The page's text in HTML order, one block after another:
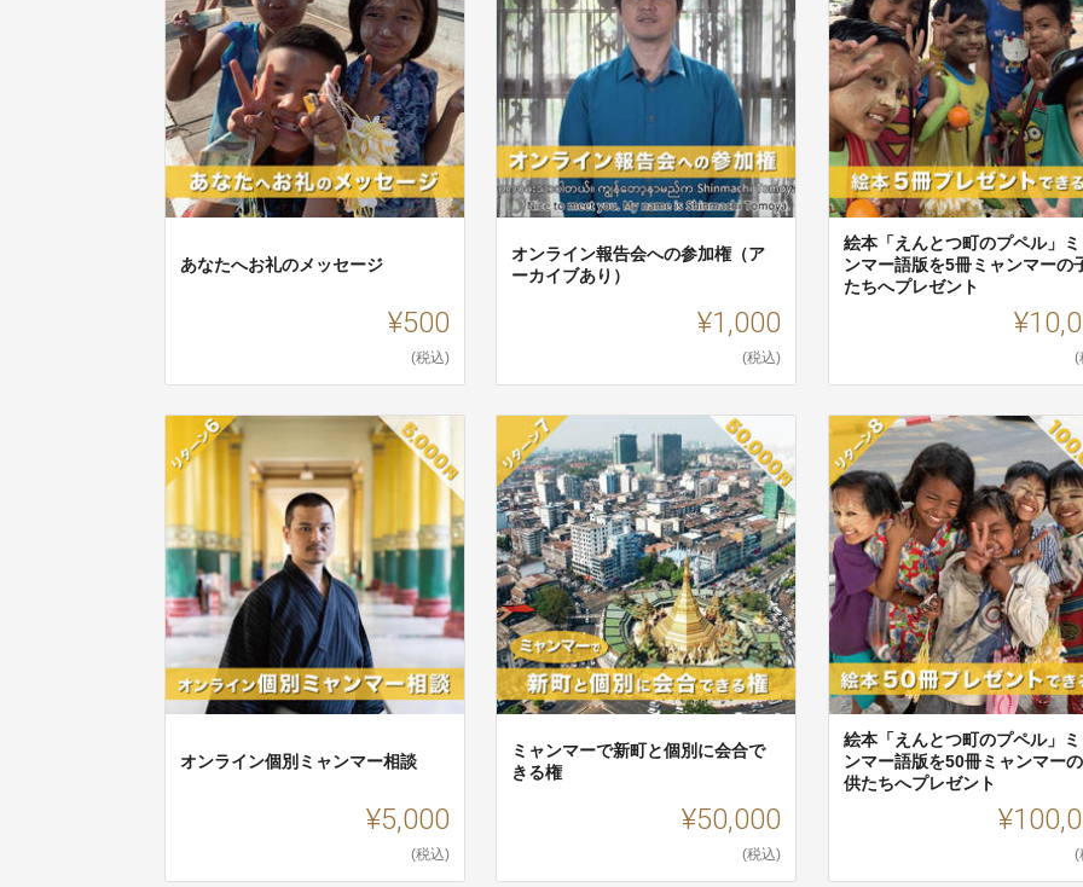
あなたへお礼のメッセージ
¥500
(税込)
オンライン報告会への参加権（ア
ーカイブあり）
¥1,000
(税込)
絵本「えんとつ町のプペル」
ンマー語版を5冊ミャンマーの
たちへプレゼント
(
オンライン個別ミャンマー相談
¥5,000
(税込)
ミャンマーで新町と個別に会合で
きる権
¥50,000
(税込)
絵本「えんとつ町のプペル」
ンマー語版を50冊ミャンマー
供たちへプレゼント
(